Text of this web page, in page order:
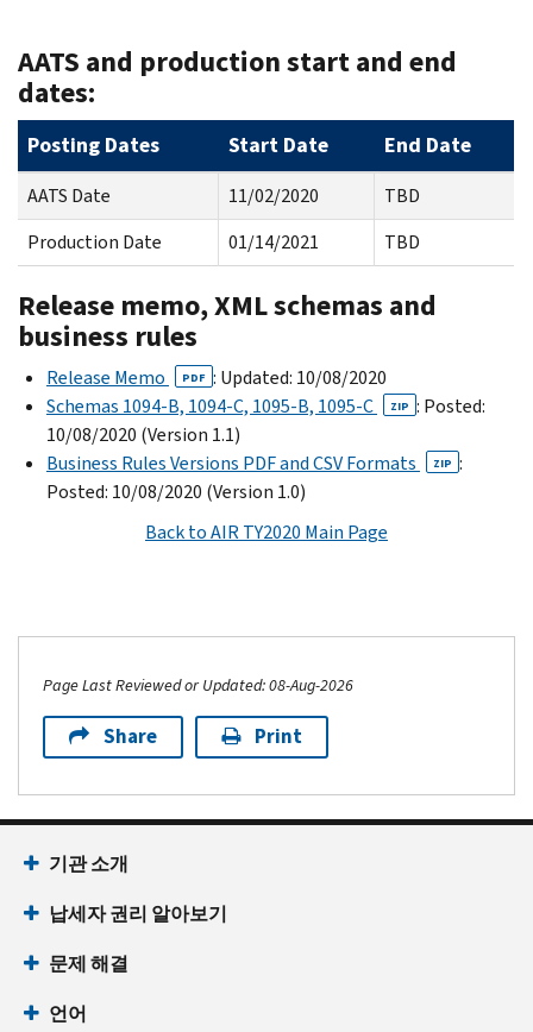
AATS and production start and end
dates:
Posting Dates Start Date End Date
AATS Date 11/02/2020
TBD
Production Date
01/14/2021 TBD
Release memo, XML schemas and
business rules
Release Memo PDF : Updated: 10/08/2020
Schemas 1094-B, 1094-C, 1095-B, 1095-C
ZIP : Posted:
10/08/2020 (Version 1.1)
Business Rules Versions PDF and CSV Formats
ZIP :
Posted: 10/08/2020 (Version 1.0)
Back to AIR TY2020 Main Page
Page Last Reviewed or Updated: 08-Aug-2026
Share Print
기관 소개
납세자 권리 알아보기
문제 해결
언어